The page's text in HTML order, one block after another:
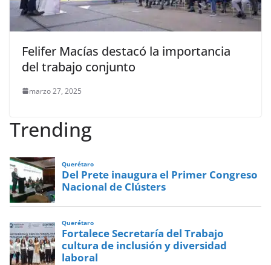
Felifer Macías destacó la importancia
del trabajo conjunto
marzo 27, 2025
Trending
Querétaro
Del Prete inaugura el Primer Congreso
Nacional de Clústers
Querétaro
Fortalece Secretaría del Trabajo
cultura de inclusión y diversidad
laboral